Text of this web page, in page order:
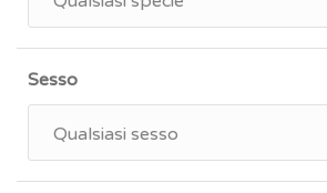
Sesso